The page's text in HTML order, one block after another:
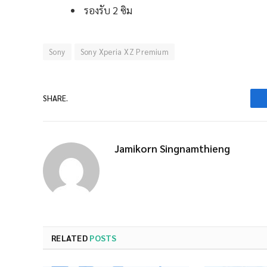
รองรับ 2 ซิม
Sony Sony Xperia XZ Premium
SHARE.
Jamikorn Singnamthieng
RELATED POSTS